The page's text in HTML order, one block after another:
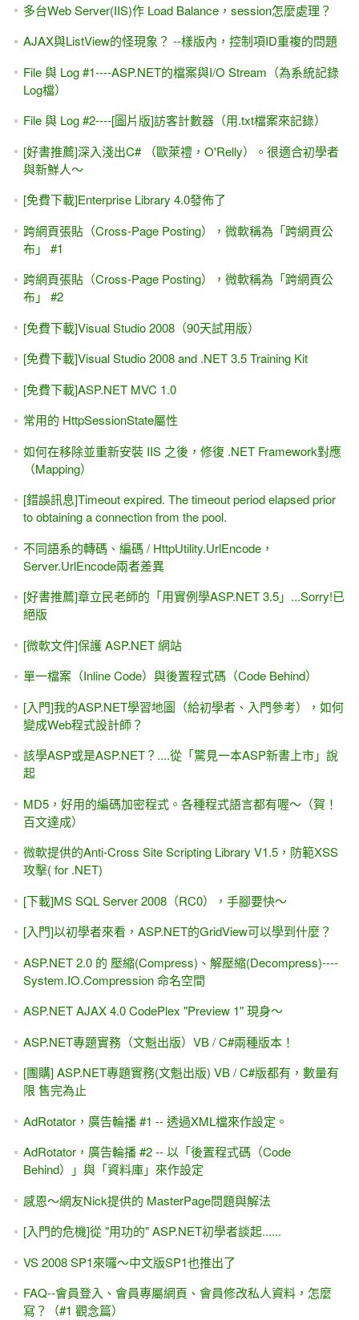
多台Web Server(IIS)作 Load Balance，session怎麼處理？
AJAX與ListView的怪現象？ --樣版內，控制項ID重複的問題
File 與 Log #1----ASP.NET的檔案與I/O Stream（為系統記錄
Log檔）
File 與 Log #2----[圖片版]訪客計數器（用.txt檔案來記錄）
[好書推薦]深入淺出C# （歐萊禮，O'Relly）。很適合初學者
與新鮮人～
[免費下載]Enterprise Library 4.0發佈了
跨網頁張貼（Cross-Page Posting），微軟稱為「跨網頁公
布」 #1
跨網頁張貼（Cross-Page Posting），微軟稱為「跨網頁公
布」 #2
[免費下載]Visual Studio 2008（90天試用版）
[免費下載]Visual Studio 2008 and .NET 3.5 Training Kit
[免費下載]ASP.NET MVC 1.0
常用的 HttpSessionState屬性
如何在移除並重新安裝 IIS 之後，修復 .NET Framework對應
（Mapping）
[錯誤訊息]Timeout expired. The timeout period elapsed prior
to obtaining a connection from the pool.
不同語系的轉碼、編碼 / HttpUtility.UrlEncode，
Server.UrlEncode兩者差異
[好書推薦]章立民老師的「用實例學ASP.NET 3.5」...Sorry!已
絕版
[微軟文件]保護 ASP.NET 網站
單一檔案（Inline Code）與後置程式碼（Code Behind）
[入門]我的ASP.NET學習地圖（給初學者、入門參考），如何
變成Web程式設計師？
該學ASP或是ASP.NET？....從「驚見一本ASP新書上市」說
起
MD5，好用的編碼加密程式。各種程式語言都有喔～（賀！
百文達成）
微軟提供的Anti-Cross Site Scripting Library V1.5，防範XSS
攻擊( for .NET)
[下載]MS SQL Server 2008（RC0），手腳要快～
[入門]以初學者來看，ASP.NET的GridView可以學到什麼？
ASP.NET 2.0 的 壓縮(Compress)、解壓縮(Decompress)----
System.IO.Compression 命名空間
ASP.NET AJAX 4.0 CodePlex "Preview 1" 現身～
ASP.NET專題實務（文魁出版）VB / C#兩種版本！
[團購] ASP.NET專題實務(文魁出版) VB / C#版都有，數量有
限 售完為止
AdRotator，廣告輪播 #1 -- 透過XML檔來作設定。
AdRotator，廣告輪播 #2 -- 以「後置程式碼（Code
Behind）」與「資料庫」來作設定
感恩～網友Nick提供的 MasterPage問題與解法
[入門的危機]從 "用功的" ASP.NET初學者談起......
VS 2008 SP1來囉～中文版SP1也推出了
FAQ--會員登入、會員專屬網頁、會員修改私人資料，怎麼
寫？（#1 觀念篇）